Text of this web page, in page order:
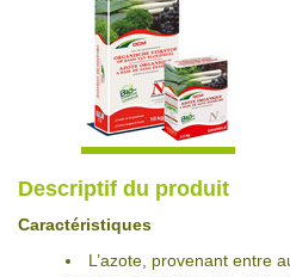
Descriptif du produit
Caractéristiques
L’azote, provenant entre